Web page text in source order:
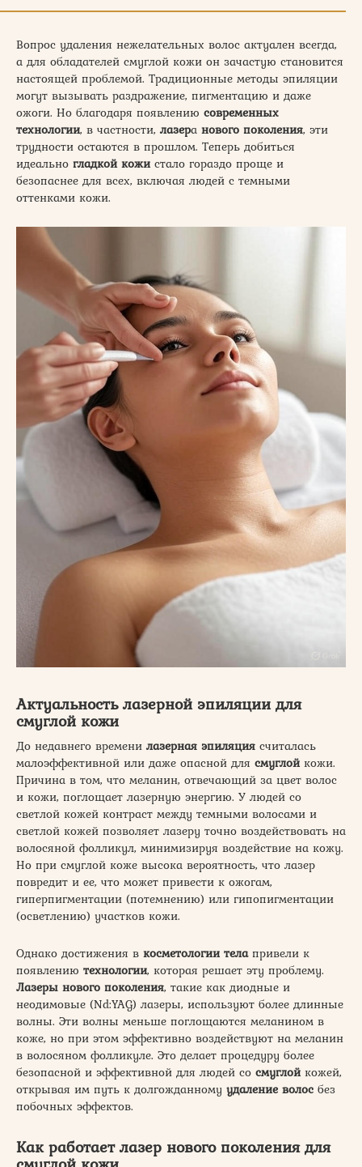
Вопрос удаления нежелательных волос актуален всегда,
а для обладателей смуглой кожи он зачастую становится
настоящей проблемой. Традиционные методы эпиляции
могут вызывать раздражение, пигментацию и даже
ожоги. Но благодаря появлению современных
технологии, в частности, лазера нового поколения, эти
трудности остаются в прошлом. Теперь добиться
идеально гладкой кожистало гораздо проще и
безопаснее для всех, включая людей с темными
оттенками кожи.
Актуальность лазерной эпиляции для
смуглой кожи
До недавнего времени лазерная эпиляция считалась
малоэффективной или даже опасной для смуглойкожи.
Причина в том, что меланин, отвечающий за цвет волос
и кожи, поглощает лазерную энергию. У людей со
светлой кожей контраст между темными волосами и
светлой кожей позволяет лазеру точно воздействовать на
волосяной фолликул, минимизируя воздействие на кожу.
Но при смуглой коже высока вероятность, что лазер
повредит и ее, что может привести к ожогам,
гиперпигментации (потемнению) или гипопигментации
(осветлению) участков кожи.
Однако достижения в косметологии телапривели к
появлению технологии, которая решает эту проблему.
Лазеры нового поколения, такие как диодные и
неодимовые (Nd:YAG) лазеры, используют более длинные
волны. Эти волны меньше поглощаются меланином в
коже, но при этом эффективно воздействуют на меланин
в волосяном фолликуле. Это делает процедуру более
безопасной и эффективной для людей со смуглойкожей,
открывая им путь к долгожданному удаление волос без
побочных эффектов.
Как работает лазер нового поколения для